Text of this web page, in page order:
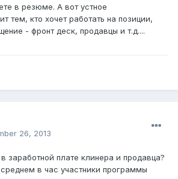
в резюме. А вот устное
тем, кто хочет работать на позиции,
- фронт деск, продавцы и т.д....
26, 2013
заработной плате клинера и продавца?
в час участники программы